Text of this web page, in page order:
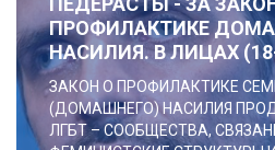
ПРОФИЛАКТИКЕ
НАСИЛИЯ. В ЛИЦАХ
ЗАКОН О ПРОФИЛАКТИКЕ
(ДОМАШНЕГО) НАСИЛИЯ
ЛГБТ – СООБЩЕСТВА,